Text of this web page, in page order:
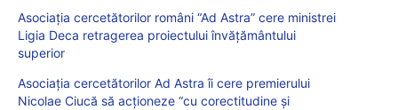
Asociația cercetătorilor români “Ad Astra” cere ministrei
Ligia Deca retragerea proiectului învățământului
superior
Asociația cercetătorilor Ad Astra îi cere premierului
Nicolae Ciucă să acționeze “cu corectitudine și